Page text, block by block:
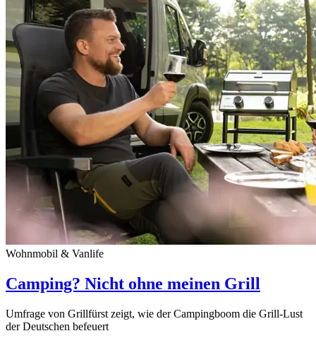
Wohnmobil & Vanlife
Camping? Nicht ohne meinen Grill
Umfrage von Grillfürst zeigt, wie der Campingboom die Grill-Lust
der Deutschen befeuert